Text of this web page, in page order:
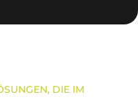
DIE IM